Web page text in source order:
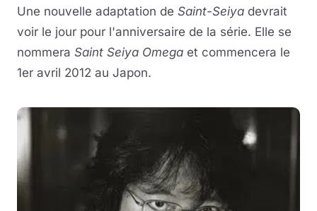
Une nouvelle adaptation de Saint-Seiya devrait
voir le jour pour l'anniversaire de la série. Elle se
nommera Saint Seiya Omega et commencera le
1er avril 2012 au Japon.